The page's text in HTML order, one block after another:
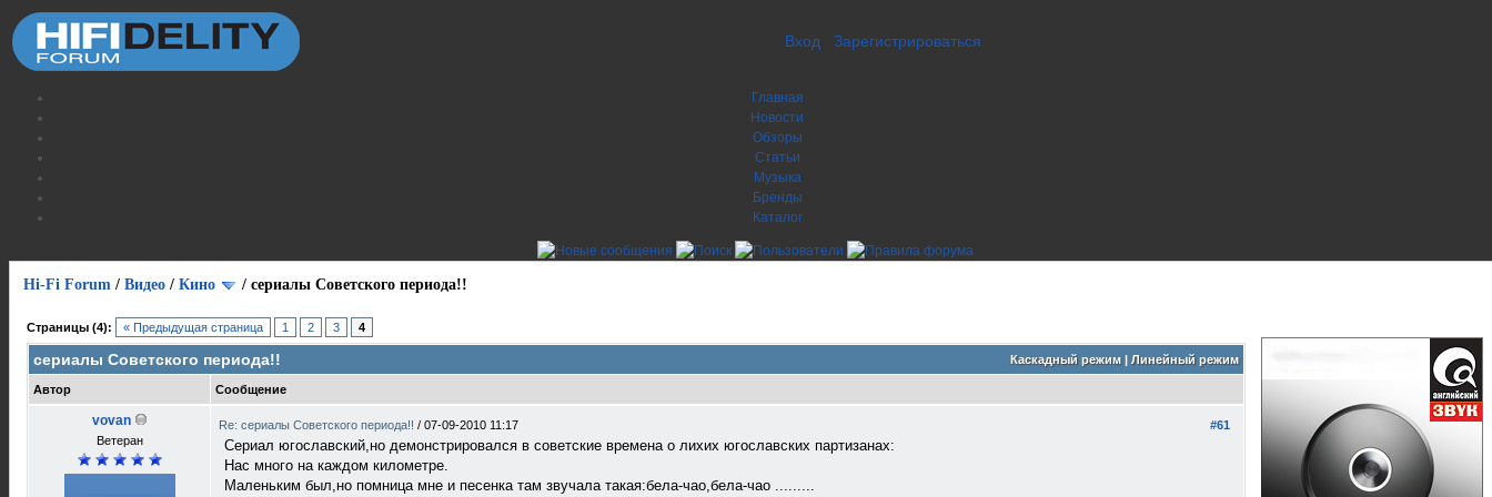
Вход Зарегистрироваться
Главная
Новости
Обзоры
Статьи
Музыка
Бренды
Каталог
Hi-Fi Forum / Видео / Кино / сериалы Советского периода!!
Страницы (4): « Предыдущая страница 1 2 3 4
Каскадный режим| Линейный режим
сериалы Советского периода!!
Автор Сообщение
vovan
Ветеран
#61
Re: сериалы Советского периода!! / 07-09-2010 11:17
Сериал югославский,но демонстрировался в советские времена о лихих югославских партизанах:
Нас много на каждом километре.
Маленьким был,но помница мне и песенка там звучала такая:бела-чао,бела-чао .........